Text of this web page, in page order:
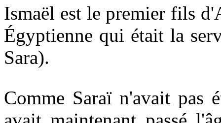
Ismaël est le premier fils
Égyptienne qui était la
Sara).
Comme Saraï n'avait pas